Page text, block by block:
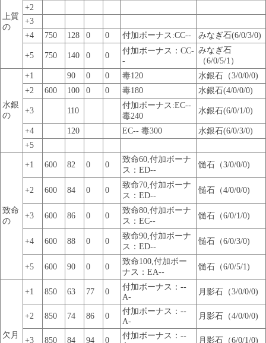
上質
の
+2
+3
+4
750 128 0 0 付加ボーナス:CC-- みなぎ石(6/0/3/0)
+5 750 140 0 0
付加ボーナス：CC-
-
みなぎ石
（6/0/5/1）
水銀
の
+1 90 0 0 毒120
水銀石（3/0/0/0)
+2
600 100 0 0 毒180 水銀石(4/0/0/0)
+3 110
付加ボーナス:EC--
毒240
水銀石(6/0/1/0)
+4 120 EC-- 毒300
水銀石(6/0/3/0)
+5
致命
の
+1 600 82 0 0
致命60,付加ボーナ
ス：ED--
髄石（3/0/0/0)
+2 600 84 0 0
致命70,付加ボーナ
ス：ED--
髄石（4/0/0/0)
+3 600 86 0 0
致命80,付加ボーナ
ス：EC--
髄石（6/0/1/0)
+4 600 88 0 0
致命90,付加ボーナ
ス：ED--
髄石（6/0/3/0)
+5 600 90 0 0
致命100,付加ボー
ナス：EA--
髄石（6/0/5/1)
欠月
+1 850 63 77 0
付加ボーナス：--
A-
月影石（3/0/0/0)
+2 850 74 86 0
付加ボーナス：--
A-
月影石（4/0/0/0)
+3 850 84 94 0
付加ボーナス：--
月影石（6/0/1/0)